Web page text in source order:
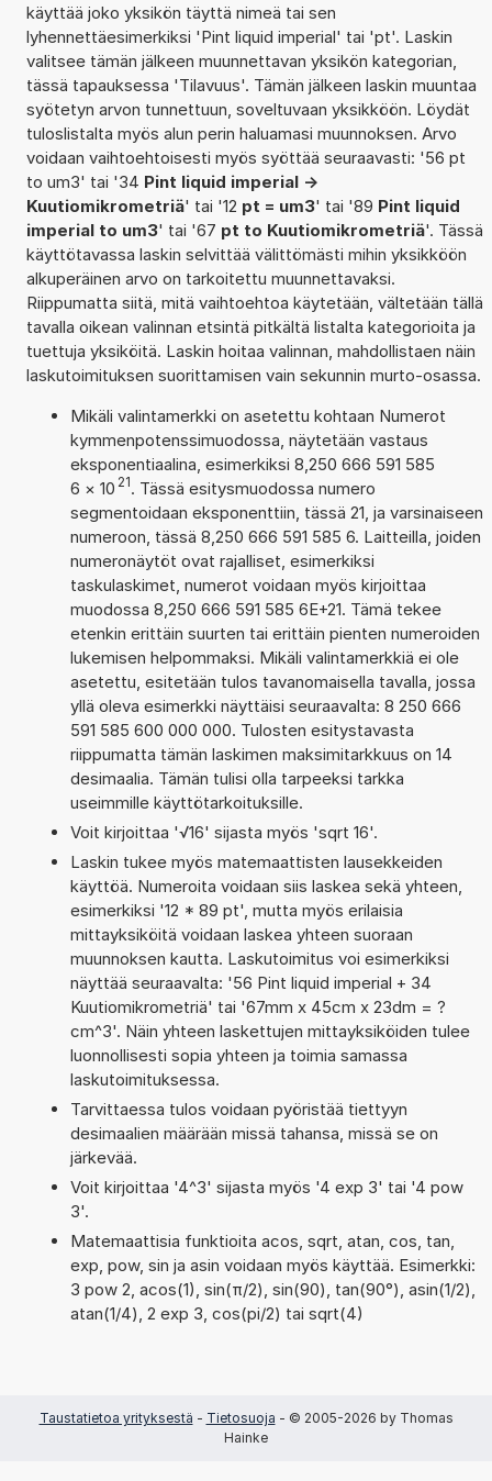
käyttää joko yksikön täyttä nimeä tai sen
lyhennettäesimerkiksi 'Pint liquid imperial' tai 'pt'. Laskin
valitsee tämän jälkeen muunnettavan yksikön kategorian,
tässä tapauksessa 'Tilavuus'. Tämän jälkeen laskin muuntaa
syötetyn arvon tunnettuun, soveltuvaan yksikköön. Löydät
tuloslistalta myös alun perin haluamasi muunnoksen. Arvo
voidaan vaihtoehtoisesti myös syöttää seuraavasti: '56 pt
to um3' tai '34 Pint liquid imperial ->
Kuutiomikrometriä' tai '12 pt = um3' tai '89 Pint liquid
imperial to um3' tai '67 pt to Kuutiomikrometriä'. Tässä
käyttötavassa laskin selvittää välittömästi mihin yksikköön
alkuperäinen arvo on tarkoitettu muunnettavaksi.
Riippumatta siitä, mitä vaihtoehtoa käytetään, vältetään tällä
tavalla oikean valinnan etsintä pitkältä listalta kategorioita ja
tuettuja yksiköitä. Laskin hoitaa valinnan, mahdollistaen näin
laskutoimituksen suorittamisen vain sekunnin murto-osassa.
Mikäli valintamerkki on asetettu kohtaan Numerot
kymmenpotenssimuodossa, näytetään vastaus
eksponentiaalina, esimerkiksi 8,250 666 591 585
6 × 10 21. Tässä esitysmuodossa numero
segmentoidaan eksponenttiin, tässä 21, ja varsinaiseen
numeroon, tässä 8,250 666 591 585 6. Laitteilla, joiden
numeronäytöt ovat rajalliset, esimerkiksi
taskulaskimet, numerot voidaan myös kirjoittaa
muodossa 8,250 666 591 585 6E+21. Tämä tekee
etenkin erittäin suurten tai erittäin pienten numeroiden
lukemisen helpommaksi. Mikäli valintamerkkiä ei ole
asetettu, esitetään tulos tavanomaisella tavalla, jossa
yllä oleva esimerkki näyttäisi seuraavalta: 8 250 666
591 585 600 000 000. Tulosten esitystavasta
riippumatta tämän laskimen maksimitarkkuus on 14
desimaalia. Tämän tulisi olla tarpeeksi tarkka
useimmille käyttötarkoituksille.
Voit kirjoittaa '√16' sijasta myös 'sqrt 16'.
Laskin tukee myös matemaattisten lausekkeiden
käyttöä. Numeroita voidaan siis laskea sekä yhteen,
esimerkiksi '12 * 89 pt', mutta myös erilaisia
mittayksiköitä voidaan laskea yhteen suoraan
muunnoksen kautta. Laskutoimitus voi esimerkiksi
näyttää seuraavalta: '56 Pint liquid imperial + 34
Kuutiomikrometriä' tai '67mm x 45cm x 23dm = ?
cm^3'. Näin yhteen laskettujen mittayksiköiden tulee
luonnollisesti sopia yhteen ja toimia samassa
laskutoimituksessa.
Tarvittaessa tulos voidaan pyöristää tiettyyn
desimaalien määrään missä tahansa, missä se on
järkevää.
Voit kirjoittaa '4^3' sijasta myös '4 exp 3' tai '4 pow
3'.
Matemaattisia funktioita acos, sqrt, atan, cos, tan,
exp, pow, sin ja asin voidaan myös käyttää. Esimerkki:
3 pow 2, acos(1), sin(π/2), sin(90), tan(90°), asin(1/2),
atan(1/4), 2 exp 3, cos(pi/2) tai sqrt(4)
Taustatietoa yrityksestä - Tietosuoja - © 2005-2026 by Thomas
Hainke